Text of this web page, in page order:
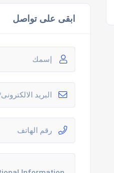
ابقى على تواصل